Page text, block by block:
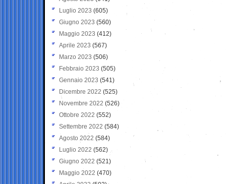
Luglio 2023 (605)
Giugno 2023 (560)
Maggio 2023 (412)
Aprile 2023 (567)
Marzo 2023 (506)
Febbraio 2023 (505)
Gennaio 2023 (541)
Dicembre 2022 (525)
Novembre 2022 (526)
Ottobre 2022 (552)
Settembre 2022 (584)
Agosto 2022 (584)
Luglio 2022 (562)
Giugno 2022 (521)
Maggio 2022 (470)